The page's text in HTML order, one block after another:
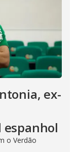
ex-
o Verdão